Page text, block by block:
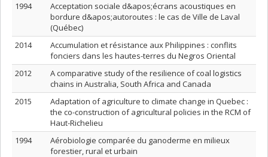
1994
Acceptation sociale d&apos;écrans acoustiques en
bordure d&apos;autoroutes : le cas de Ville de Laval
(Québec)
2014
Accumulation et résistance aux Philippines : conflits
fonciers dans les hautes-terres du Negros Oriental
2012
A comparative study of the resilience of coal logistics
chains in Australia, South Africa and Canada
2015
Adaptation of agriculture to climate change in Quebec :
the co-construction of agricultural policies in the RCM of
Haut-Richelieu
1994
Aérobiologie comparée du ganoderme en milieux
forestier, rural et urbain